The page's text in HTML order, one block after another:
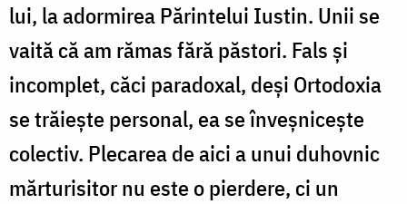
lui, la adormirea Părintelui Iustin. Unii se
vaită că am rămas fără păstori. Fals şi
incomplet, căci paradoxal, deşi Ortodoxia
se trăieşte personal, ea se înveşniceşte
colectiv. Plecarea de aici a unui duhovnic
mărturisitor nu este o pierdere, ci un